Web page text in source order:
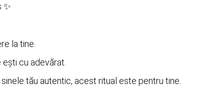
✨
la tine.
cu adevărat.
tău autentic, acest ritual este pentru tine.